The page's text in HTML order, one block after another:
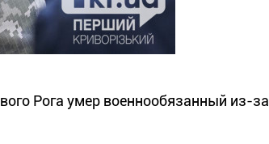
Рога умер военнообязанный из-за